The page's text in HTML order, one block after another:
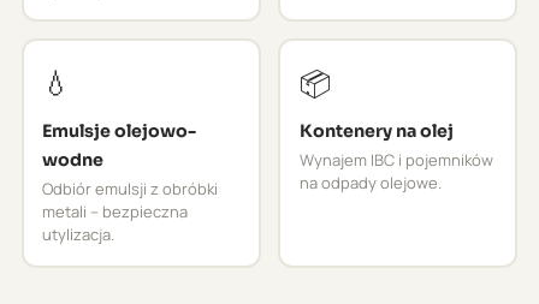
💧
Emulsje olejowo-
wodne
Odbiór emulsji z obróbki
metali – bezpieczna
utylizacja.
📦
Kontenery na olej
Wynajem IBC i pojemników
na odpady olejowe.